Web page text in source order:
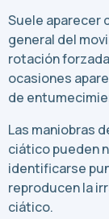
Suele aparecer
general del
rotación
ocasiones
de
Las maniobras
ciático pueden
identificarse
reproducen la
ciático.